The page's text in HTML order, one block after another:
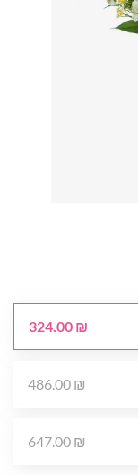
324.00 ₪
486.00 ₪
647.00 ₪